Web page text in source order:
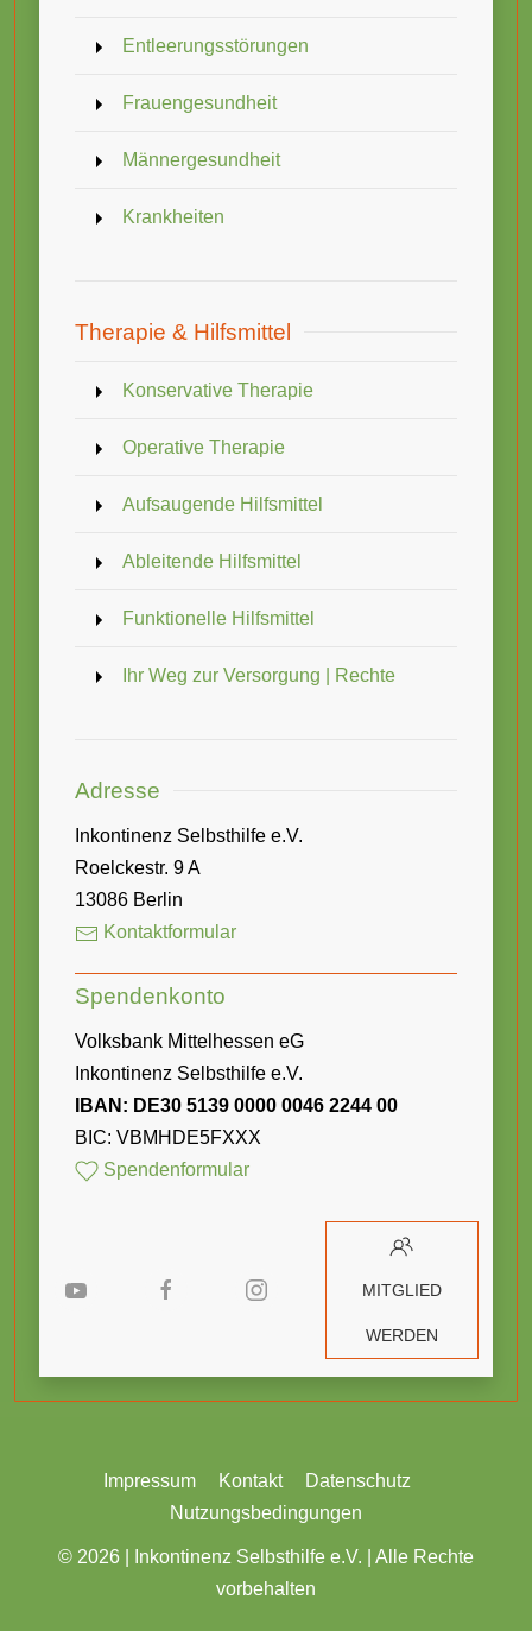
Entleerungsstörungen
Frauengesundheit
Männergesundheit
Krankheiten
Therapie & Hilfsmittel
Konservative Therapie
Operative Therapie
Aufsaugende Hilfsmittel
Ableitende Hilfsmittel
Funktionelle Hilfsmittel
Ihr Weg zur Versorgung | Rechte
Adresse
Inkontinenz Selbsthilfe e.V.
Roelckestr. 9 A
13086 Berlin
Kontaktformular
Spendenkonto
Volksbank Mittelhessen eG
Inkontinenz Selbsthilfe e.V.
IBAN: DE30 5139 0000 0046 2244 00
BIC: VBMHDE5FXXX
Spendenformular
MITGLIED
WERDEN
Impressum Kontakt
Datenschutz
Nutzungsbedingungen
© 2026 |
Inkontinenz Selbsthilfe e.V. | Alle Rechte
vorbehalten